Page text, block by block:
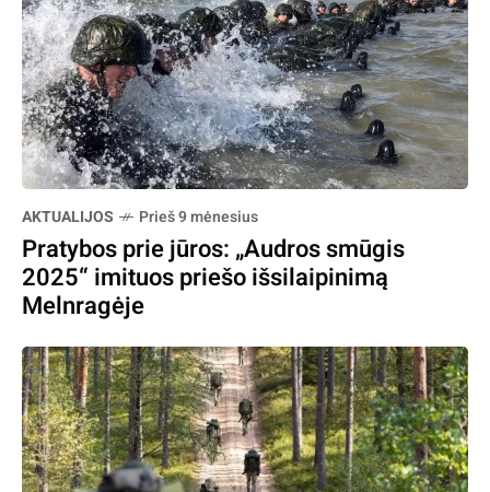
AKTUALIJOS Prieš 9 mėnesius
Pratybos prie jūros: „Audros smūgis
2025“ imituos priešo išsilaipinimą
Melnragėje